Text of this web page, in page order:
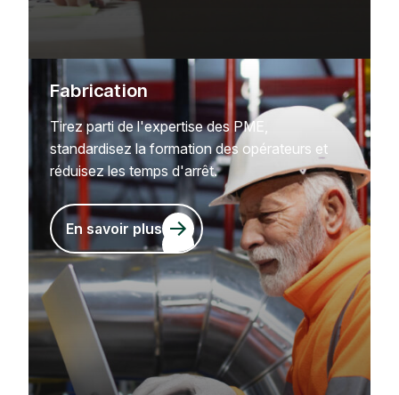
Fabrication
Tirez parti de l'expertise des PME,
standardisez la formation des opérateurs et
réduisez les temps d'arrêt.
En savoir plus